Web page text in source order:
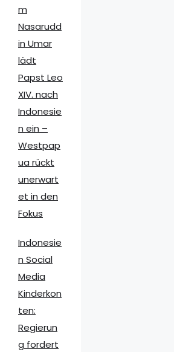
m
Nasarudd
in Umar
lädt
Papst Leo
XIV. nach
Indonesie
n ein –
Westpap
ua rückt
unerwart
et in den
Fokus
Indonesie
n Social
Media
Kinderkon
ten:
Regierun
g fordert